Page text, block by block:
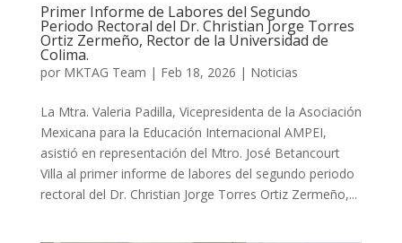
Primer Informe de Labores del Segundo
Periodo Rectoral del Dr. Christian Jorge Torres
Ortiz Zermeño, Rector de la Universidad de
Colima.
por MKTAG Team | Feb 18, 2026 | Noticias
La Mtra. Valeria Padilla, Vicepresidenta de la Asociación
Mexicana para la Educación Internacional AMPEI,
asistió en representación del Mtro. José Betancourt
Villa al primer informe de labores del segundo periodo
rectoral del Dr. Christian Jorge Torres Ortiz Zermeño,...